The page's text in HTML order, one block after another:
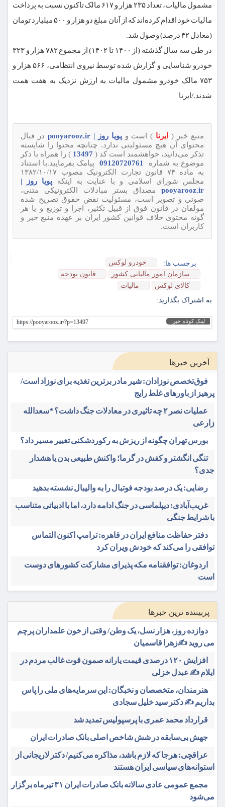
مشمول مالیات، تعداد ۲۳۵ هزار و ۶۱۷ مالک تاکنون نسبت به پرداخت
مالیات خود اقدام کرده‌اند که از آنان مبلغ دو هزار و ۵۰۰ میلیارد تومان
(معادل ۴۲ درصد) وصول شد.
در طی سه سال گذشته (از ۱۴۰۰ تا ۱۴۰۲) از مجموع ۷۸۲ هزار و ۳۲۳
خودرو شناسایی و گزارش شده توسط نیروی انتظامی، ۵۶۶ هزار و
۷۵۳ مالک خودرو مشمول مالیات به ارزش نزدیک به هفت همت
شدند./ایرنا
منبع خبر ( ایرنا ) است وپویا روز | pooyarooz.ir
در قبال
محتوای آن هیچ مسئولیتی ندارد. چنانچه محتوا را شایسته
تذکر می‌دانید، خواهشمند است کد (
) را همراه با ذکر
موضوع به شماره
پیامک بفرمایید.با استناد
به ماده ۷۴ قانون تجارت الکترونیک مصوب ۱۳۸۲/۱۰/۱۷
مجلس شورای اسلامی و با عنایت به اینکه پویا روز |
pooyarooz.ir مصداق بستر مبادلات الکترونیکی متنی،
صوتی و تصویر است، مسئولیت نقض حقوق تصریح شده
مولفان در قانون فوق از قبیل تکثیر، اجرا و توزیع و یا هر
گونه محتوی خلاف قوانین کشور ایران بر عهده منبع خبر و
کاربران است.
برچسب ها:
خودرو لوکس
سازمان امور مالیاتی کشور
قانون بودجه
کالای لوکس
مالیات
به اشتراک بگذارید:
لینک کوتاه خبر: https://pooyarooz.ir/?p=13497
آخرین خبرها
فوق‌تخصص نوزادان: شیر مادر برترین تغذیه برای نوزاد است/
پرهیز از باورهای غلط رایج
عملیات نصر ۲ چه تاثیری در معادلات جنگ داشت؟ *سعدالله
زارعی
بورس تهران چگونه از ریزش به رکوردشکنی تغییر مسیر داد؟
تنگی انگشتر و کفش در گرما؛ واکنش طبیعی بدن یا هشدار
جدی؟
رضایی: یک درصد بودجه فوتبال را به والیبال نشسته بدهید
غریب‌آبادی: دیپلماسی در جنگ ادامه دارد، اما با ادبیاتی متناسب
با شرایط جنگی
دفتر حفاظت منافع ایران در قاهره: ترامپ اکنون التماس
توافقی را می‌کند که خودش ویران کرد
اردوغان: توافقنامه مکه پذیرای مشارکت کشورهای دوست
است
پربیننده ترین خبرها
دوازده روز، هزار نسل، یک وطن/ وقتی از خون علمداران پرچم
می روید ✍️زهرا قاسمیان
افزایش ۱۲۰ درصدی قیمت یارانه صمون قوت غالب مردم در
ایلام ✍️ عبدل خزلی
هنرمندان، متخصصان و نخبگان: این سرمایه‌های ملی را پاس
بداریم ✍️ دکتر سید خلیل سجادی
قرارداد محمد عمری با پرسپولیس تمدید شد
جهش بی‌سابقه در شش شاخص اصلی بانک صادرات ایران
عراقچی: هرجا که لازم باشد، مذاکره می‌کنیم/ دکتر لاریجانی از
استوانه‌های سیاسی ایران هستند
مجمع عمومی عادی سالانه بانک صادرات ایران ۳۱ تیرماه برگزار
می‌شود